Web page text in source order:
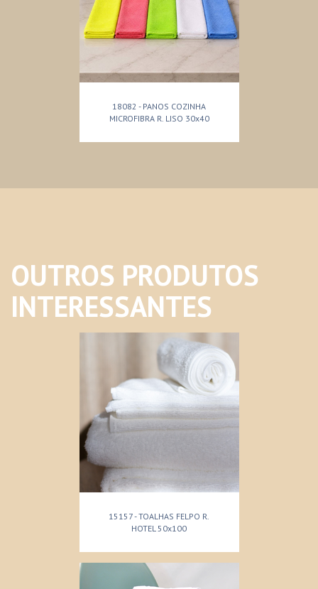
18082 - PANOS COZINHA
MICROFIBRA R. LISO 30x40
OUTROS PRODUTOS
INTERESSANTES
15157 - TOALHAS FELPO R.
HOTEL 50x100